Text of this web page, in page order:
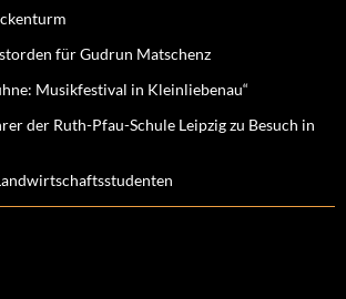
für Gudrun Matschenz
Musikfestival in Kleinliebenau“
der Ruth-Pfau-Schule Leipzig zu Besuch in